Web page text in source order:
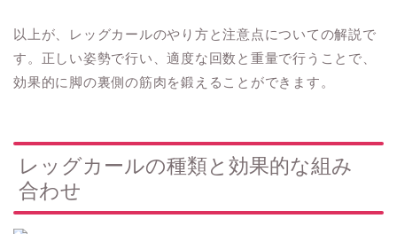
以上が、レッグカールのやり方と注意点についての解説で
す。正しい姿勢で行い、適度な回数と重量で行うことで、
効果的に脚の裏側の筋肉を鍛えることができます。
レッグカールの種類と効果的な組み
合わせ